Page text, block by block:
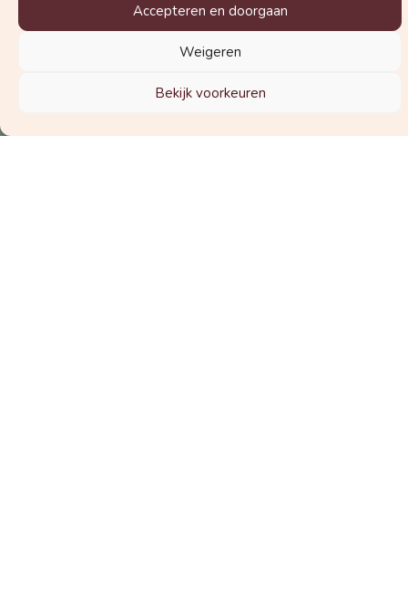
Accepteren en doorgaan
Weigeren
Bekijk voorkeuren
Krijg regelmatig mails met
waardevolle kennis van
Vroedvrouw Margot!